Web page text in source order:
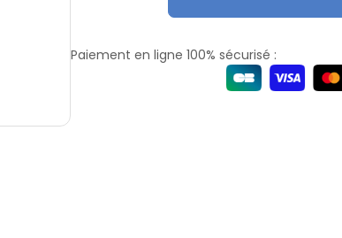
Paiement en ligne 100% sécurisé :